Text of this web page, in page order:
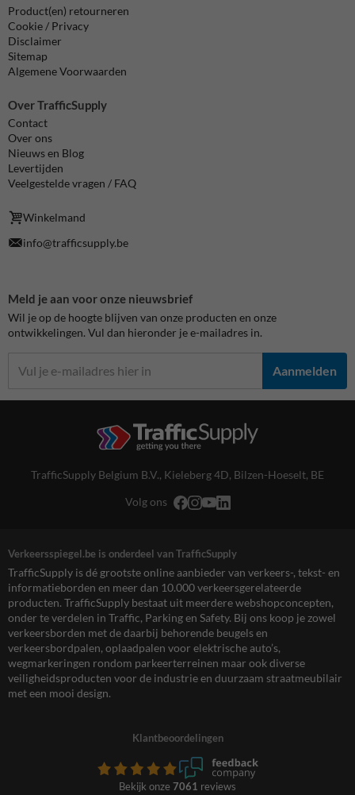
Product(en) retourneren
Cookie / Privacy
Disclaimer
Sitemap
Algemene Voorwaarden
Over TrafficSupply
Contact
Over ons
Nieuws en Blog
Levertijden
Veelgestelde vragen / FAQ
Winkelmand
info@trafficsupply.be
Meld je aan voor onze nieuwsbrief
Wil je op de hoogte blijven van onze producten en onze
ontwikkelingen. Vul dan hieronder je e-mailadres in.
Aanmelden
TrafficSupply Belgium B.V., Kieleberg 4D, Bilzen-Hoeselt, BE
Volg ons
Verkeersspiegel.be is onderdeel van TrafficSupply
TrafficSupply is dé grootste online aanbieder van verkeers-, tekst- en
informatieborden en meer dan 10.000 verkeersgerelateerde
producten. TrafficSupply bestaat uit meerdere webshopconcepten,
onder te verdelen in Traffic, Parking en Safety. Bij ons koop je zowel
verkeersborden met de daarbij behorende beugels en
verkeersbordpalen, oplaadpalen voor elektrische auto’s,
wegmarkeringen rondom parkeerterreinen maar ook diverse
veiligheidsproducten voor de industrie en duurzaam straatmeubilair
met een mooi design.
Klantbeoordelingen
Bekijk onze 7061 reviews